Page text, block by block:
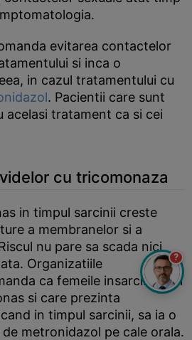
evitarea contactelor
si inca o
in cazul tratamentului cu
. Pacientii care sunt
acelasi tratament ca si cei
cu tricomonaza
in timpul sarcinii creste
a membranelor si a
nu pare sa scada nici
Organizatiile
ca femeile insarcinate si
si care prezinta
in timpul sarcinii, sa ia o
metronidazol pe cale orala.
?